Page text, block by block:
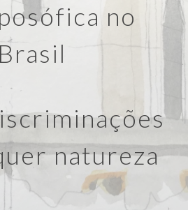
no
Brasil
natureza